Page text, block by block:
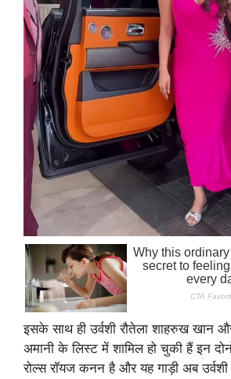
इसके साथ ही उर्वशी रौतेला शाहरुख खान
अमानी के लिस्ट में शामिल हो चुकी हैं इन
रोल्स रॉयज कनन है और यह गाड़ी अब उर्वशी